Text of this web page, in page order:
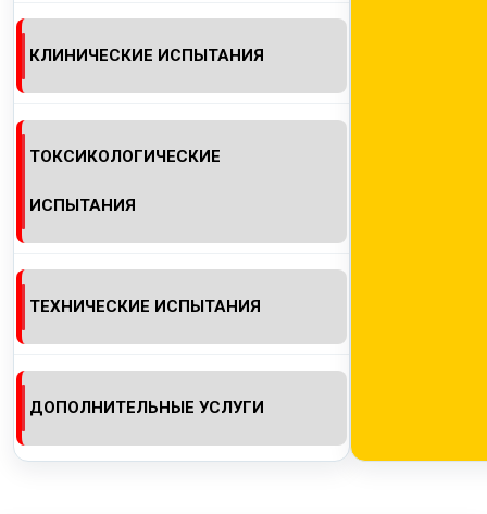
КЛИНИЧЕСКИЕ ИСПЫТАНИЯ
ТОКСИКОЛОГИЧЕСКИЕ
ИСПЫТАНИЯ
ТЕХНИЧЕСКИЕ ИСПЫТАНИЯ
ДОПОЛНИТЕЛЬНЫЕ УСЛУГИ